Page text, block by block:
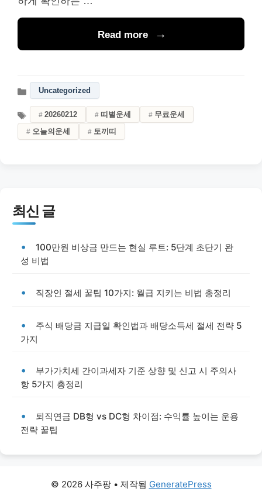
Read more
Uncategorized
20260212 띠별운세
무료운세
오늘의운세
토끼띠
최신 글
100만원 비상금 만드는 현실 루트: 5단계 초단기 완
성 비법
직장인 절세 꿀팁 10가지: 월급 지키는 비법 총정리
주식 배당금 지급일 확인법과 배당소득세 절세 전략 5
가지
부가가치세 간이과세자 기준 상향 및 신고 시 주의사
항 5가지 총정리
퇴직연금 DB형 vs DC형 차이점: 수익률 높이는 운용
전략 꿀팁
© 2026 사주팡• 제작됨 GeneratePress